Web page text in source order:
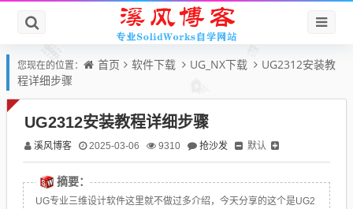
您现在的位置： 首页 软件下载 UG_NX下载
UG2312安装教
程详细步骤
UG2312安装教程详细步骤
溪风博客 2025-03-06 9310 抢沙发 默认
摘要：
UG专业三维设计软件这里就不做过多介绍，今天分享的这个是UG2